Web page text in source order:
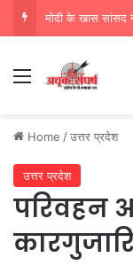
Menu
Home /उत्तर प्रदेश
उत्तर प्रदेश
परिवहन